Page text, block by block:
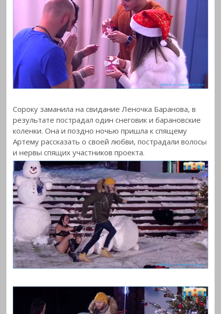
Сороку заманила на свидание Леночка Баранова, в
результате пострадал один снеговик и барановские
коленки. Она и поздно ночью пришла к спящему
Артему рассказать о своей любви, пострадали волосы
и нервы спящих участников проекта.